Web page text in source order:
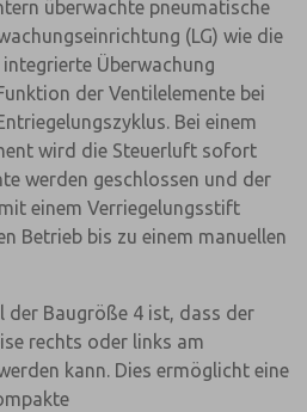
überwachte pneumatische
(LG) wie die
Überwachung
der Ventilelemente bei
Bei einem
wird die Steuerluft sofort
werden geschlossen und der
einem Verriegelungsstift
Betrieb bis zu einem manuellen
der Baugröße 4 ist, dass der
rechts oder links am
kann. Dies ermöglicht eine